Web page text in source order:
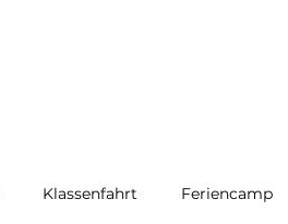
Klassenfahrt Feriencamp